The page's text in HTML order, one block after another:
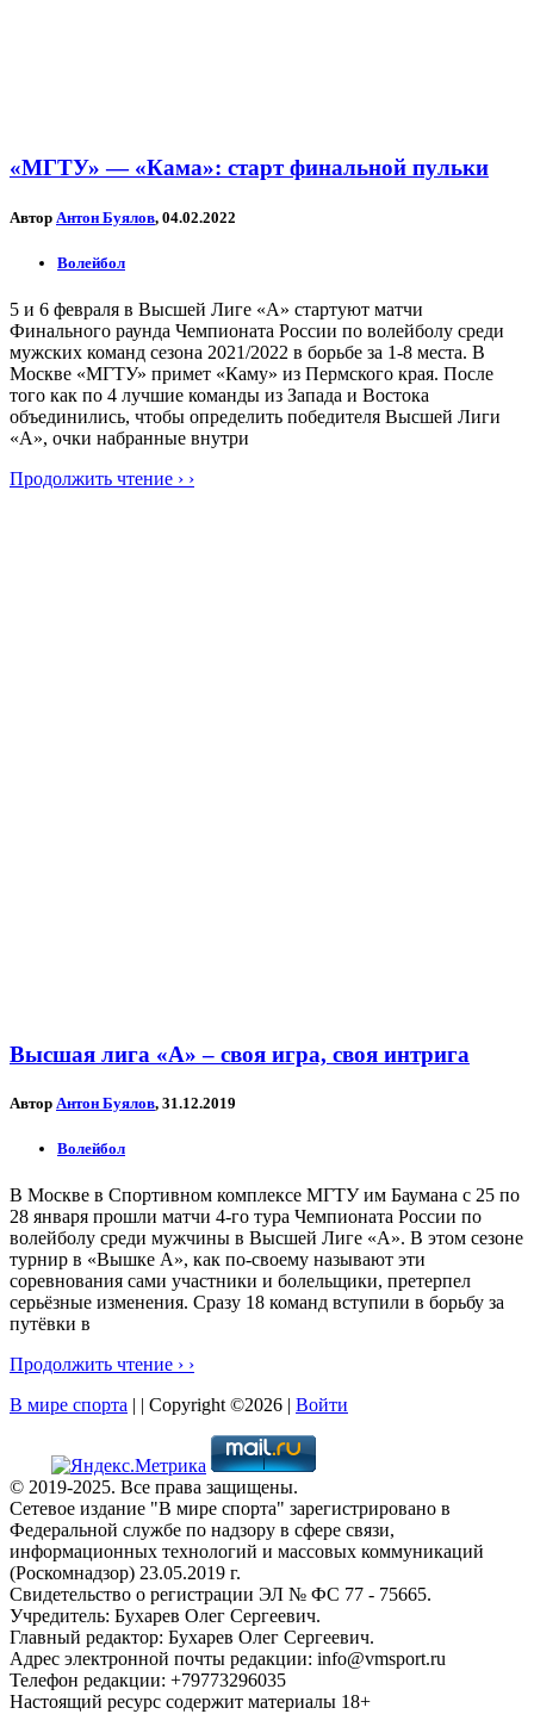
«МГТУ» — «Кама»: старт финальной пульки
Автор Антон Буялов, 04.02.2022
Волейбол
5 и 6 февраля в Высшей Лиге «А» стартуют матчи
Финального раунда Чемпионата России по волейболу среди
мужских команд сезона 2021/2022 в борьбе за 1-8 места. В
Москве «МГТУ» примет «Каму» из Пермского края. После
того как по 4 лучшие команды из Запада и Востока
объединились, чтобы определить победителя Высшей Лиги
«А», очки набранные внутри
Продолжить чтение › ›
Высшая лига «А» – своя игра, своя интрига
Автор Антон Буялов, 31.12.2019
Волейбол
В Москве в Спортивном комплексе МГТУ им Баумана с 25 по
28 января прошли матчи 4-го тура Чемпионата России по
волейболу среди мужчины в Высшей Лиге «А». В этом сезоне
турнир в «Вышке А», как по-своему называют эти
соревнования сами участники и болельщики, претерпел
серьёзные изменения. Сразу 18 команд вступили в борьбу за
путёвки в
Продолжить чтение › ›
В мире спорта | | Copyright ©2026 | Войти
© 2019-2025. Все права защищены.
Сетевое издание "В мире спорта" зарегистрировано в
Федеральной службе по надзору в сфере связи,
информационных технологий и массовых коммуникаций
(Роскомнадзор) 23.05.2019 г.
Свидетельство о регистрации ЭЛ № ФС 77 - 75665.
Учредитель: Бухарев Олег Сергеевич.
Главный редактор: Бухарев Олег Сергеевич.
Адрес электронной почты редакции: info@vmsport.ru
Телефон редакции: +79773296035
Настоящий ресурс содержит материалы 18+